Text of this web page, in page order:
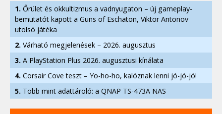
1. Őrület és okkultizmus a vadnyugaton – új gameplay-
bemutatót kapott a Guns of Eschaton, Viktor Antonov
utolsó játéka
2. Várható megjelenések – 2026. augusztus
3. A PlayStation Plus 2026. augusztusi kínálata
4. Corsair Cove teszt – Yo-ho-ho, kalóznak lenni jó-jó-jó!
5. Több mint adattároló: a QNAP TS-473A NAS